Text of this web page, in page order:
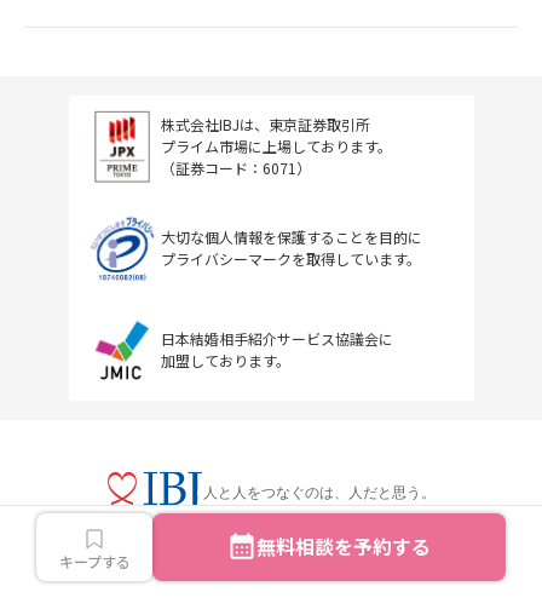
キープする 無料相談を予約する
株式会社IBJは、東京証券取引所
プライム市場に上場しております。
（証券コード：6071）
大切な個人情報を保護することを目的に
プライバシーマークを取得しています。
日本結婚相手紹介サービス協議会に
加盟しております。
人と人をつなぐのは、人だと思う。